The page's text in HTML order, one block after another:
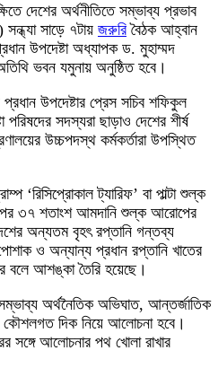
দেশের অর্থনীতিতে সম্ভাব্য প্রভাব
সাড়ে ৭টায় জরুরিবৈঠক আহ্বান
উপদেষ্টা অধ্যাপক ড. মুহাম্মদ
ভবন যমুনায় অনুষ্ঠিত হবে।
প্রধান উপদেষ্টার প্রেস সচিব শফিকুল
পরিষদের সদস্যরা ছাড়াও দেশের শীর্ষ
উচ্চপদস্থ কর্মকর্তারা উপস্থিত
‘রিসিপ্রোকাল ট্যারিফ’ বা পাল্টা শুল্ক
৩৭ শতাংশ আমদানি শুল্ক আরোপের
অন্যতম বৃহৎ রপ্তানি গন্তব্য
ও অন্যান্য প্রধান রপ্তানি খাতের
বলে আশঙ্কা তৈরি হয়েছে।
অর্থনৈতিক অভিঘাত, আন্তর্জাতিক
কৌশলগত দিক নিয়ে আলোচনা হবে।
সঙ্গে আলোচনার পথ খোলা রাখার